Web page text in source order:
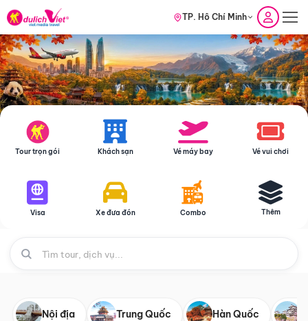
TP. Hồ Chí Minh
Tour trọn gói Khách sạn Vé máy bay Vé vui chơi
Visa Xe đưa đón Combo Thêm
Nội địa Trung Quốc Hàn Quốc